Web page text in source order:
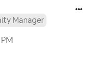
Manager